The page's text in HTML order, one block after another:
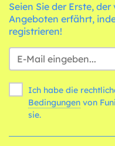
Seien Sie der Erste,
Angeboten erfährt,
registrieren!
Ich habe die
Bedingungen
sie.